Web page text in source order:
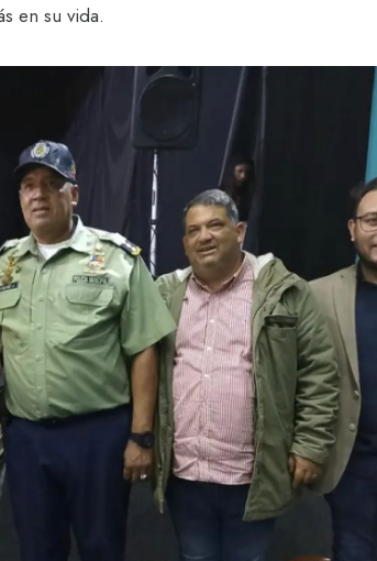
en su vida.